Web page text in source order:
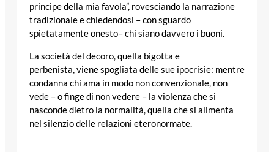
principe della mia favola”, rovesciando la narrazione
tradizionale e chiedendosi – con sguardo
spietatamente onesto– chi siano davvero i buoni.
La società del decoro, quella bigotta e
perbenista, viene spogliata delle sue ipocrisie: mentre
condanna chi ama in modo non convenzionale, non
vede – o finge di non vedere – la violenza che si
nasconde dietro la normalità, quella che si alimenta
nel silenzio delle relazioni eteronormate.